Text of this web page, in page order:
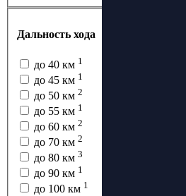
Дальность хода
до 40 км 1
до 45 км 1
до 50 км 2
до 55 км 1
до 60 км 2
до 70 км 2
до 80 км 3
до 90 км 1
до 100 км 1